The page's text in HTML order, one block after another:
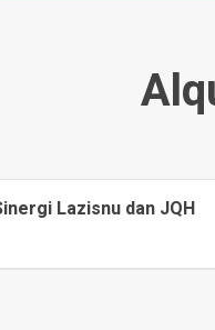
Lazisnu dan JQH